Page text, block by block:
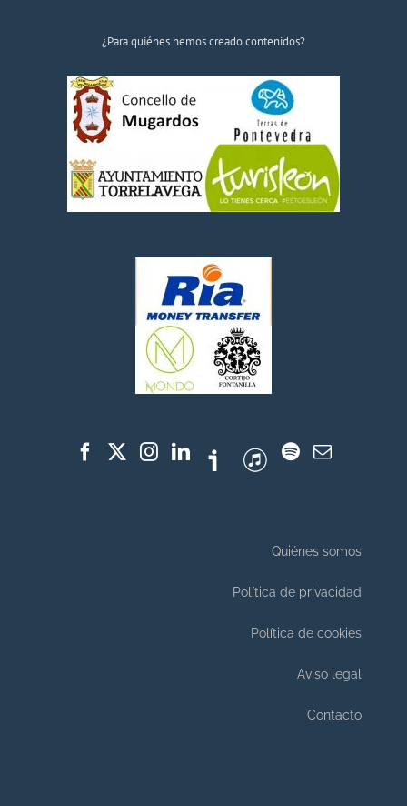
¿Para quiénes hemos creado contenidos?
Quiénes somos
Política de privacidad
Política de cookies
Aviso legal
Contacto